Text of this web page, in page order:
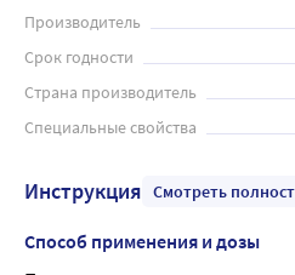
рта. Зубная паста Пародонтгель отличается мягкой
текстурой и приятным мятным
комфортное использование.
чувствительными зубами и
паста не содержит парабенов
Пародонтгель поможет
красивой.
Производитель
Срок годности
Страна производитель
Специальные свойства
Инструкция Смотреть
Способ применения и дозы